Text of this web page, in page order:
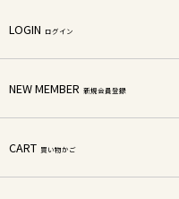
LOGIN ログイン
NEW MEMBER 新規会員登録
CART 買い物かご